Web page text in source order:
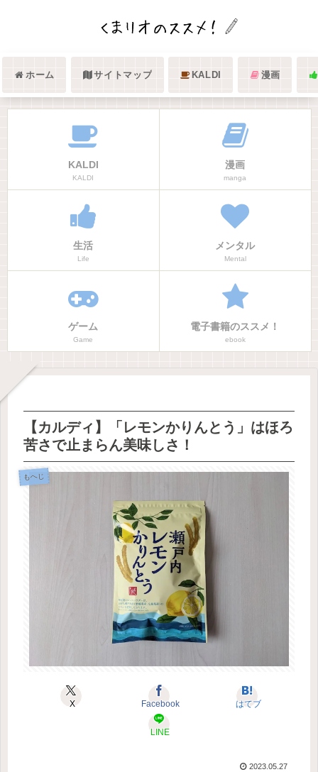
ホーム サイトマップ KALDI 漫画
KALDI
KALDI
漫画
manga
生活
Life
メンタル
Mental
ゲーム
Game
電子書籍のススメ！
ebook
【カルディ】「レモンかりんとう」はほろ
苦さで止まらん美味しさ！
もへじ
X Facebook はてブ
LINE
2023.05.27